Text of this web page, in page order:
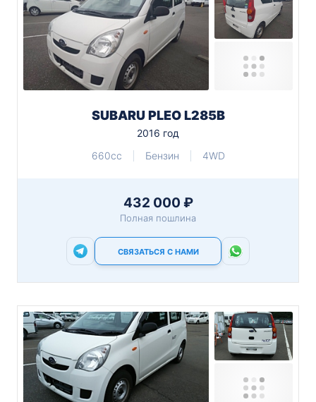
SUBARU PLEO L285B
2016 год
660cc
Бензин 4WD
432 000 ₽
Полная пошлина
СВЯЗАТЬСЯ С НАМИ